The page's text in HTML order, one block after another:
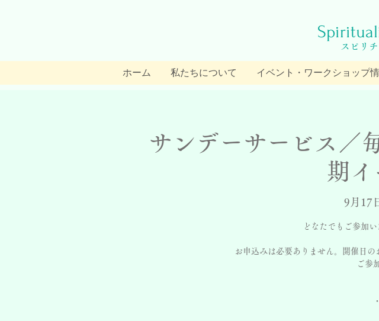
スピリ
ホーム 私たちについて イベント・ワークショップ
サンデーサービス／
期イ
9月17
どなたでもご参加
お申込みは必要ありません。開催日
ご参